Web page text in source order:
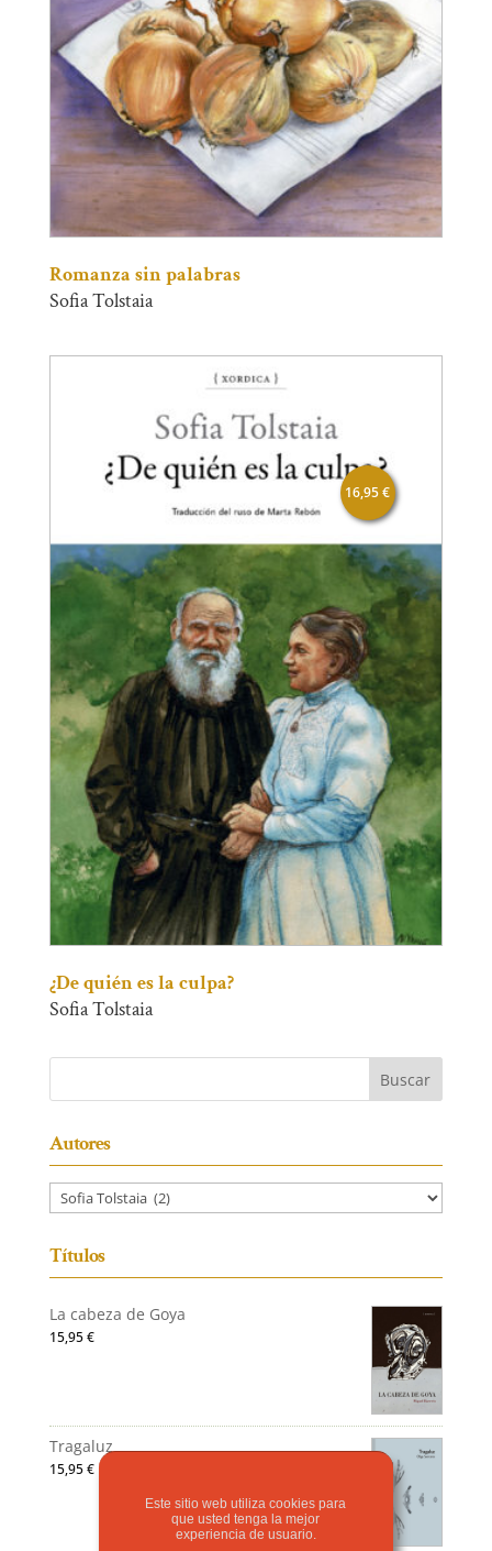
Romanza sin palabras
Sofia Tolstaia
¿De quién es la culpa?
Sofia Tolstaia
16,95€
Autores
Títulos
La cabeza de Goya
15,95€
Tragaluz
15,95€
Este sitio web utiliza cookies para
que usted tenga la mejor
experiencia de usuario.